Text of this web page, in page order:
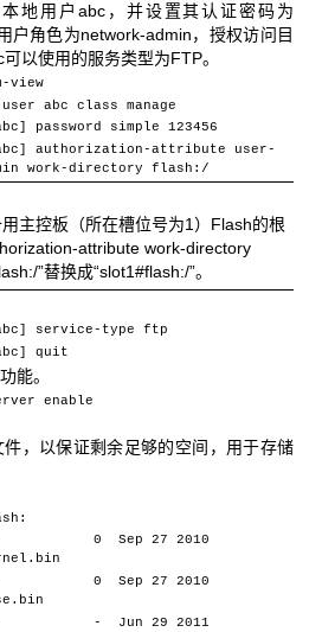
地用户abc，并设置其认证密码为
户角色为network-admin，授权访问目
以使用的服务类型为FTP。
view
abc class manage
password simple 123456
abc] authorization-attribute user-
work-directory flash:/
主控板（所在槽位号为1）Flash的根
attribute work-directory
”替换成“slot1#flash:/”。
abc] service-type ftp
quit
能。
enable
，以保证剩余足够的空间，用于存储
Sep 27 2010
Sep 27 2010
Jun 29 2011